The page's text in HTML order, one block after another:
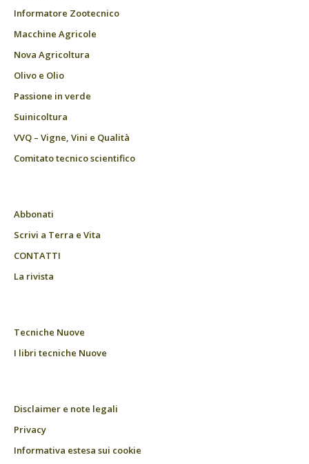
Informatore Zootecnico
Macchine Agricole
Nova Agricoltura
Olivo e Olio
Passione in verde
Suinicoltura
VVQ – Vigne, Vini e Qualità
Comitato tecnico scientifico
Abbonati
Scrivi a Terra e Vita
CONTATTI
La rivista
Tecniche Nuove
I libri tecniche Nuove
Disclaimer e note legali
Privacy
Informativa estesa sui cookie